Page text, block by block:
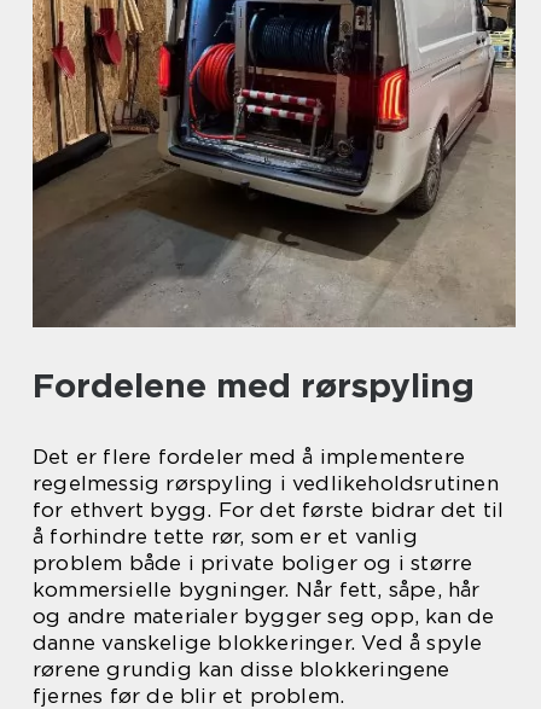
Fordelene med rørspyling
Det er flere fordeler med å implementere
regelmessig rørspyling i vedlikeholdsrutinen
for ethvert bygg. For det første bidrar det til
å forhindre tette rør, som er et vanlig
problem både i private boliger og i større
kommersielle bygninger. Når fett, såpe, hår
og andre materialer bygger seg opp, kan de
danne vanskelige blokkeringer. Ved å spyle
rørene grundig kan disse blokkeringene
fjernes før de blir et problem.